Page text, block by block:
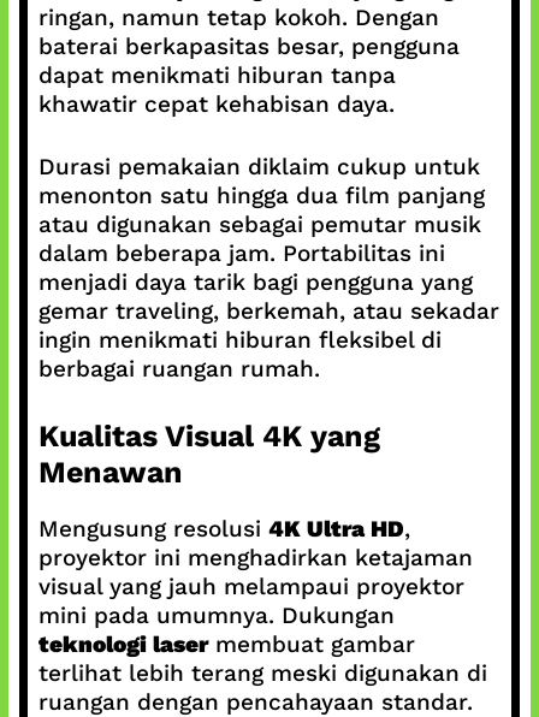
ringan, namun tetap kokoh. Dengan
baterai berkapasitas besar, pengguna
dapat menikmati hiburan tanpa
khawatir cepat kehabisan daya.
Durasi pemakaian diklaim cukup untuk
menonton satu hingga dua film panjang
atau digunakan sebagai pemutar musik
dalam beberapa jam. Portabilitas ini
menjadi daya tarik bagi pengguna yang
gemar traveling, berkemah, atau sekadar
ingin menikmati hiburan fleksibel di
berbagai ruangan rumah.
Kualitas Visual 4K yang
Menawan
Mengusung resolusi 4K Ultra HD,
proyektor ini menghadirkan ketajaman
visual yang jauh melampaui proyektor
mini pada umumnya. Dukungan
teknologi lasermembuat gambar
terlihat lebih terang meski digunakan di
ruangan dengan pencahayaan standar.